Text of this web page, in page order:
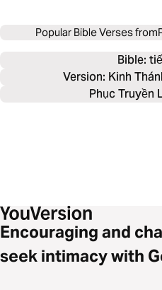
Popular Bible Verses from
Bible:
Version: Kinh
Phục Truyền
Encouraging and
seek intimacy with